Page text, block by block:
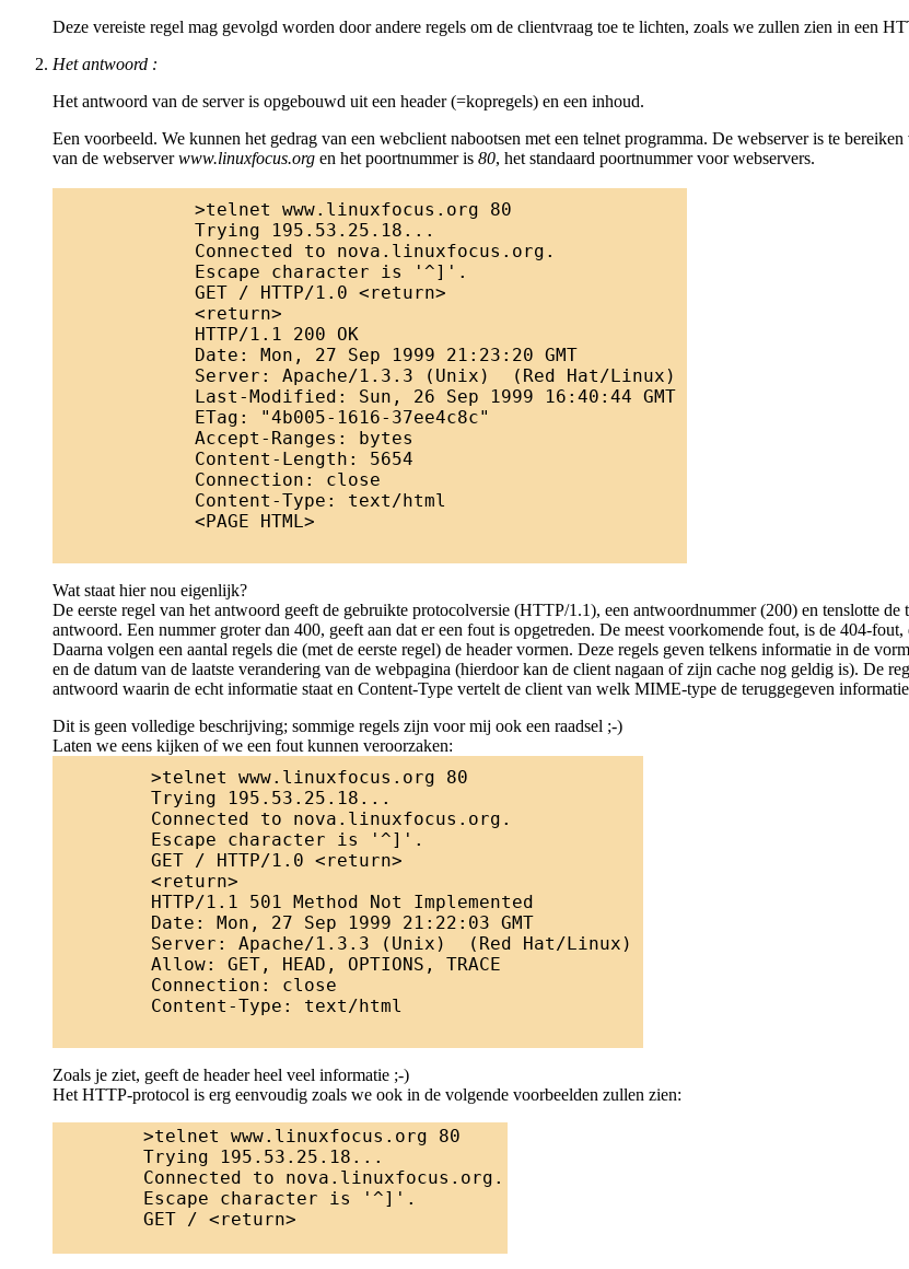
Deze vereiste regel mag gevolgd worden door andere regels om de clientvraag toe te lichten, zoals we zullen zien in een
Het antwoord :
Het antwoord van de server is opgebouwd uit een header (=kopregels) en een inhoud.
Een voorbeeld. We kunnen het gedrag van een webclient nabootsen met een telnet programma. De webserver is te
van de webserverwww.linuxfocus.org en het poortnummer is 80, het standaard poortnummer voor webservers.
Wat staat hier nou eigenlijk?
De eerste regel van het antwoord geeft de gebruikte protocolversie (HTTP/1.1), een antwoordnummer (200) en tenslotte
antwoord. Een nummer groter dan 400, geeft aan dat er een fout is opgetreden. De meest voorkomende fout, is de 404-
Daarna volgen een aantal regels die (met de eerste regel) de header vormen. Deze regels geven telkens informatie in de
en de datum van de laatste verandering van de webpagina (hierdoor kan de client nagaan of zijn cache nog geldig is). De
antwoord waarin de echt informatie staat en Content-Type vertelt de client van welk MIME-type de teruggegeven
Dit is geen volledige beschrijving; sommige regels zijn voor mij ook een raadsel ;-)
Laten we eens kijken of we een fout kunnen veroorzaken:
Zoals je ziet, geeft de header heel veel informatie ;-)
Het HTTP-protocol is erg eenvoudig zoals we ook in de volgende voorbeelden zullen zien: